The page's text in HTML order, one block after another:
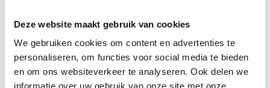
Deze website maakt gebruik van cookies
We gebruiken cookies om content en advertenties te
personaliseren, om functies voor social media te bieden
en om ons websiteverkeer te analyseren. Ook delen we
informatie over uw gebruik van onze site met onze
MAAR DOOR WITTE EIK TENIET
GEDAAN WORDEN?
Bijkomende reden waarom voor naaldhout